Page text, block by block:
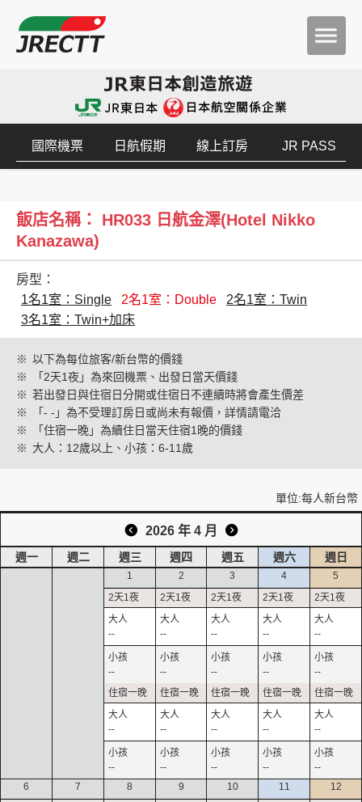
創造旅遊
國際機票 日航假期 線上訂房 JR PASS
飯店名稱： HR033 日航金澤(Hotel Nikko
Kanazawa)
房型：
1名1室：Single
2名1室：Double
2名1室：Twin
3名1室：Twin+加床
※ 以下為每位旅客/新台幣的價錢
※
「2天1夜」為來回機票、出發日當天價錢
※ 若出發日與住宿日分開或住宿日不連續時將會產生價差
※
「- -」為不受理訂房日或尚未有報價，詳情請電洽
※
「住宿一晚」為續住日當天住宿1晚的價錢
※ 大人：12歲以上、小孩：6-11歲
單位:每人新台幣
2026 年 4 月
週一 週二 週三 週四 週五 週六 週日
1
--
--
--
--
2
--
--
--
--
3
--
--
--
--
4
--
--
--
--
5
--
--
--
--
6
7 8 9 10 11 12